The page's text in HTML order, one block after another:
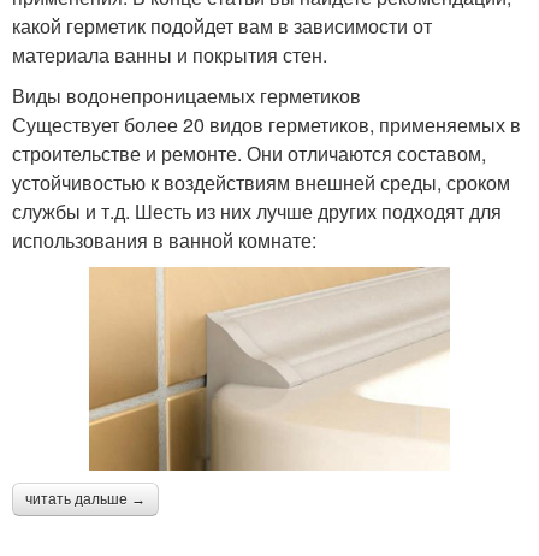
какой герметик подойдет вам в зависимости от
материала ванны и покрытия стен.
Виды водонепроницаемых герметиков
Существует более 20 видов герметиков, применяемых в
строительстве и ремонте. Они отличаются составом,
устойчивостью к воздействиям внешней среды, сроком
службы и т.д. Шесть из них лучше других подходят для
использования в ванной комнате:
читать дальше →